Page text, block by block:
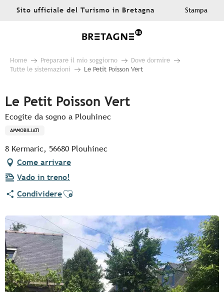
AllerSito ufficiale del Turismo in Bretagna Stampa
Home Preparare il mio soggiorno
Dove dormire
Tutte le sistemazioni
Le Petit Poisson Vert
Le Petit Poisson Vert
Ecogite da sogno a Plouhinec
AMMOBILIATI
8 Kermaric, 56680 Plouhinec
Come arrivare
Vado in treno!
CondividereAjouter aux favoris